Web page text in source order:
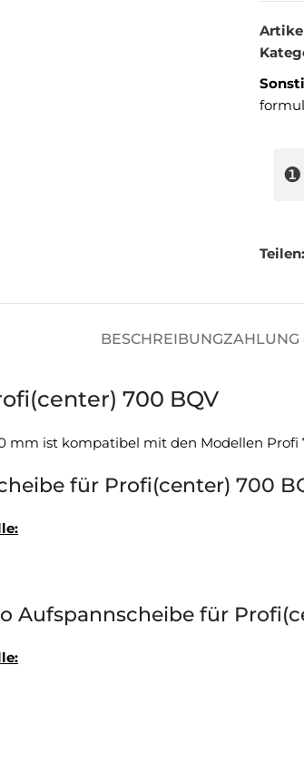
❶
Teilen:
BESCHREIBUNGZAHLUNG
700 BQV
ist kompatibel mit den Modellen Profi
für Profi(center) 700
Aufspannscheibe für